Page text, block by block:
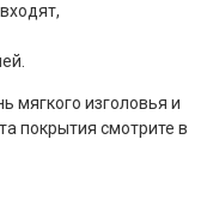
мягкого изголовья и
покрытия смотрите в